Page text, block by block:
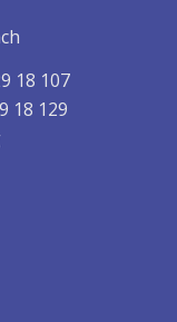
18 107
18 129